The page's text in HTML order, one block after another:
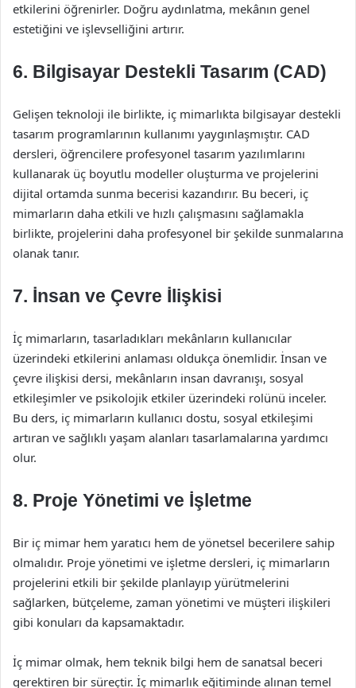
etkilerini öğrenirler. Doğru aydınlatma, mekânın genel
estetiğini ve işlevselliğini artırır.
6. Bilgisayar Destekli Tasarım (CAD)
Gelişen teknoloji ile birlikte, iç mimarlıkta bilgisayar destekli
tasarım programlarının kullanımı yaygınlaşmıştır. CAD
dersleri, öğrencilere profesyonel tasarım yazılımlarını
kullanarak üç boyutlu modeller oluşturma ve projelerini
dijital ortamda sunma becerisi kazandırır. Bu beceri, iç
mimarların daha etkili ve hızlı çalışmasını sağlamakla
birlikte, projelerini daha profesyonel bir şekilde sunmalarına
olanak tanır.
7. İnsan ve Çevre İlişkisi
İç mimarların, tasarladıkları mekânların kullanıcılar
üzerindeki etkilerini anlaması oldukça önemlidir. İnsan ve
çevre ilişkisi dersi, mekânların insan davranışı, sosyal
etkileşimler ve psikolojik etkiler üzerindeki rolünü inceler.
Bu ders, iç mimarların kullanıcı dostu, sosyal etkileşimi
artıran ve sağlıklı yaşam alanları tasarlamalarına yardımcı
olur.
8. Proje Yönetimi ve İşletme
Bir iç mimar hem yaratıcı hem de yönetsel becerilere sahip
olmalıdır. Proje yönetimi ve işletme dersleri, iç mimarların
projelerini etkili bir şekilde planlayıp yürütmelerini
sağlarken, bütçeleme, zaman yönetimi ve müşteri ilişkileri
gibi konuları da kapsamaktadır.
İç mimar olmak, hem teknik bilgi hem de sanatsal beceri
gerektiren bir süreçtir. İç mimarlık eğitiminde alınan temel